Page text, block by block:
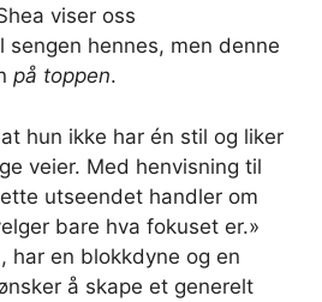
viser oss
sengen hennes, men denne
på toppen.
hun ikke har én stil og liker
veier. Med henvisning til
utseendet handler om
bare hva fokuset er.»
har en blokkdyne og en
å skape et generelt